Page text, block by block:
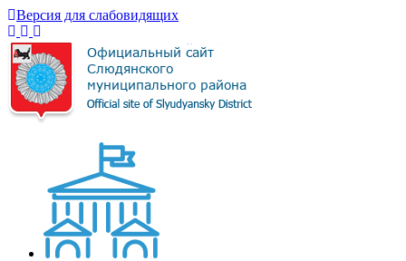
Версия для слабовидящих